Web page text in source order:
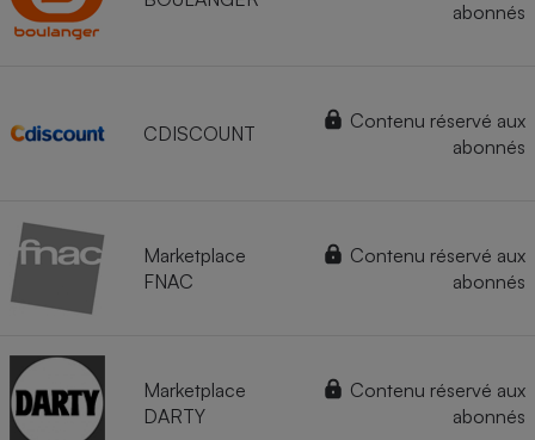
abonnés
CDISCOUNT
Contenu réservé aux
abonnés
Marketplace
FNAC
Contenu réservé aux
abonnés
Marketplace
DARTY
Contenu réservé aux
abonnés